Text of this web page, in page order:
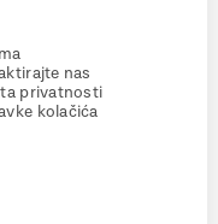
nas
privatnosti
kolačića